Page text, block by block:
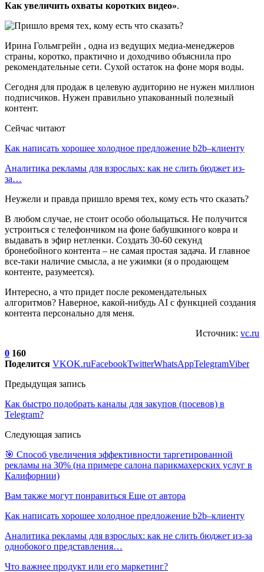
Как увеличить охваты коротких видео».
Ирина Гольмгрейн , одна из ведущих медиа-менеджеров
страны, коротко, практично и доходчиво объяснила про
рекомендательные сети. Сухой остаток на фоне моря воды.
Сегодня для продаж в целевую аудиторию не нужен миллион
подписчиков. Нужен правильно упакованный полезный
контент.
Сейчас читают
Как написать хорошее холодное предложение b2b–клиенту
Аналитика рекламы для взрослых: как не слить бюджет из-
за…
Неужели и правда пришло время тех, кому есть что сказать?
В любом случае, не стоит особо обольщаться. Не получится
устроиться с телефончиком на фоне бабушкиного ковра и
выдавать в эфир нетленки. Создать 30-60 секунд
бронебойного контента – не самая простая задача. И главное
все-таки наличие смысла, а не ужимки (я о продающем
контенте, разумеется).
Интересно, а что придет после рекомендательных
алгоритмов? Наверное, какой-нибудь AI с функцией создания
контента персонально для меня.
Источник: vc.ru
0 160
Поделится VKOK.ruFacebookTwitterWhatsAppTelegramViber
Предыдущая запись
Как быстро подобрать каналы для закупов (посевов) в
Telegram?
Следующая запись
🎯 Способ увеличения эффективности таргетированной
рекламы на 30% (на примере салона парикмахерских услуг в
Калифорнии)
Вам также могут понравиться Еще от автора
Как написать хорошее холодное предложение b2b–клиенту
Аналитика рекламы для взрослых: как не слить бюджет из-за
однобокого представления…
Что важнее продукт или его маркетинг?